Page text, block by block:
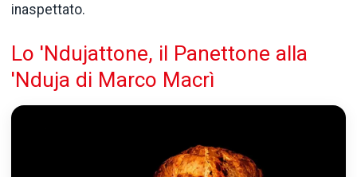
inaspettato.
Lo 'Ndujattone, il Panettone alla
'Nduja di Marco Macrì